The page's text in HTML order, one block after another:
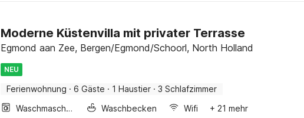
Moderne Küstenvilla mit privater Terrasse
Egmond aan Zee, Bergen/Egmond/Schoorl, North Holland
NEU
Ferienwohnung · 6 Gäste · 1 Haustier · 3 Schlafzimmer
Waschmaschine
Waschbecken Wifi + 21 mehr